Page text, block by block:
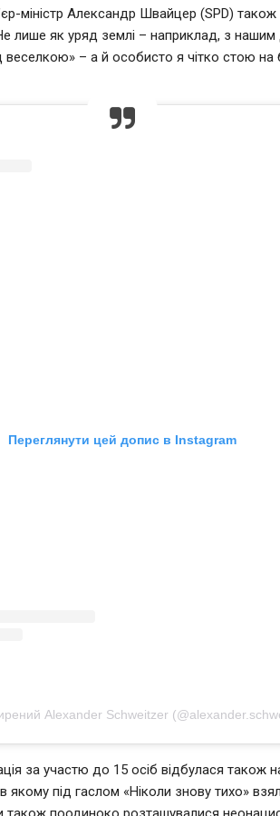
міністр Александр Швайцер (SPD)
лише як уряд землі – наприклад, з
– а й особисто я чітко стою на
Переглянути цей допис в Instagram
Alexander Schweitzer
за участю до 15 осіб відбулася також
якому під гаслом «Ніколи знову тихо»